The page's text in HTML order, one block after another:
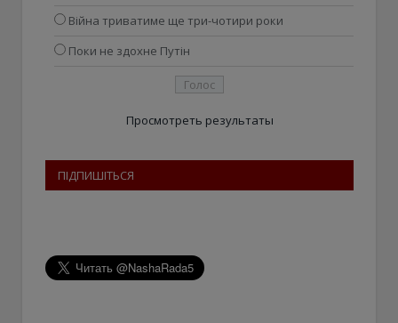
Війна триватиме ще три-чотири роки
Поки не здохне Путін
Просмотреть результаты
ПІДПИШІТЬСЯ